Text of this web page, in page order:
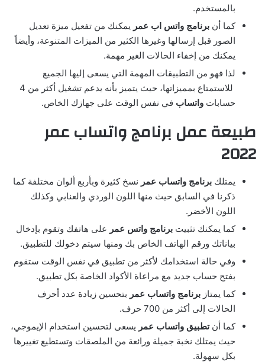
بالمستخدم.
كما أن برنامج واتس اب عمر يمكنك من تفعيل ميزة تعديل
الصور قبل إرسالها وغيرها الكثير من الميزات المتنوعة، وأيضاً
يمكنك من إخفاء الحالات الغير مهمة.
لذا فهو من التطبيقات المهمة التي يسعى إليها الجميع
للاستمتاع بمميزاتها، حيث يتميز بأنه يدعم تشغيل أكثر من 4
حسابات واتساب في نفس الوقت على جهازك الخاص.
طبيعة عمل برنامج واتساب عمر
2022
يمتلك برنامج واتساب عمر نسخ كثيرة وبأربع ألوان مختلفة كما
ذكرنا في السابق حيث منها اللون الوردي والعنابي وكذلك
اللون الأخضر.
كما يمكنك تثبيت برنامج واتس عمر على هاتفك وتقوم بإدخال
بياناتك ورقم الهاتف الخاص بك ومنها سيتم دخولك للتطبيق.
وفي حالة استخدامك لأكثر من تطبيق في نفس الوقت ستقوم
بفتح حساب جديد مع مراعاة الأكواد الخاصة بكل تطبيق.
كما يمتاز برنامج واتساب عمر بتحسين زيادة عدد أحرف
الحالات إلى أكثر من 700 حرف.
كما أنتطبيق واتساب عمر يسعى لتحسين استخدام الإيموجي،
حيث يمتلك نخبة جميلة ورائعة من الملصقات وتستطيع تغييرها
بكل سهولة.